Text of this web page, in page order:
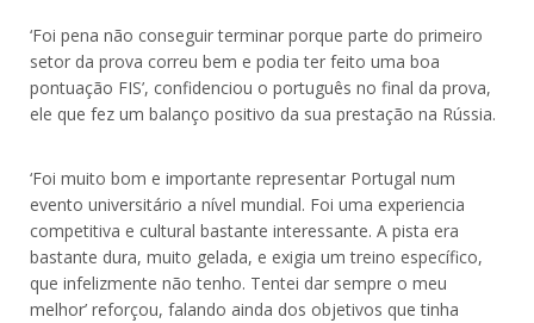
‘Foi pena não conseguir terminar porque parte do primeiro
setor da prova correu bem e podia ter feito uma boa
pontuação FIS’, confidenciou o português no final da prova,
ele que fez um balanço positivo da sua prestação na Rússia.
‘Foi muito bom e importante representar Portugal num
evento universitário a nível mundial. Foi uma experiencia
competitiva e cultural bastante interessante. A pista era
bastante dura, muito gelada, e exigia um treino específico,
que infelizmente não tenho. Tentei dar sempre o meu
melhor’ reforçou, falando ainda dos objetivos que tinha